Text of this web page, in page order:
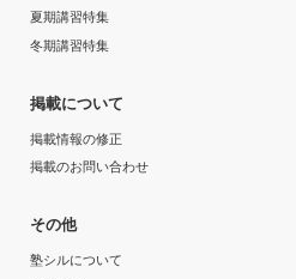
夏期講習特集
冬期講習特集
掲載について
掲載情報の修正
掲載のお問い合わせ
その他
塾シルについて